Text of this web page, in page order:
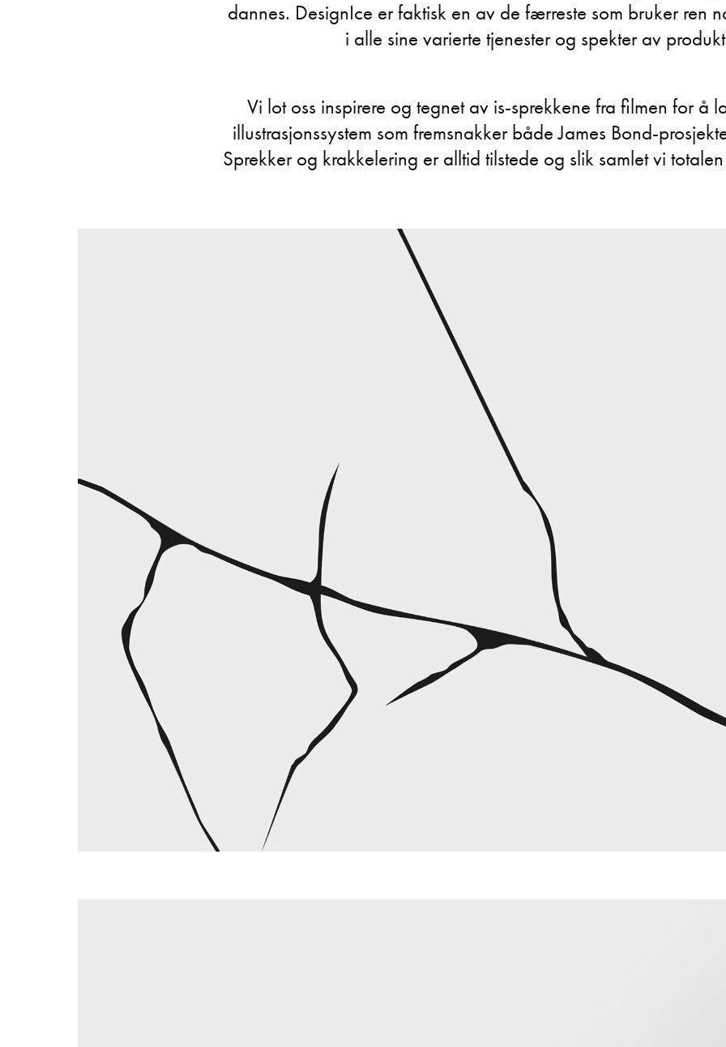
dannes. DesignIce er faktisk en av de færreste som bruker ren
i alle sine varierte tjenester og spekter av
Vi lot oss inspirere og tegnet av is-sprekkene fra filmen for å
illustrasjonssystem som fremsnakker både James Bond-
Sprekker og krakkelering er alltid tilstede og slik samlet vi